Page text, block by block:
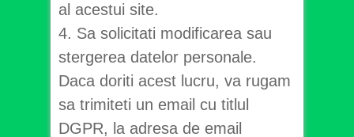
al acestui site.
4. Sa solicitati modificarea sau
stergerea datelor personale.
Daca doriti acest lucru, va rugam
sa trimiteti un email cu titlul
DGPR, la adresa de email